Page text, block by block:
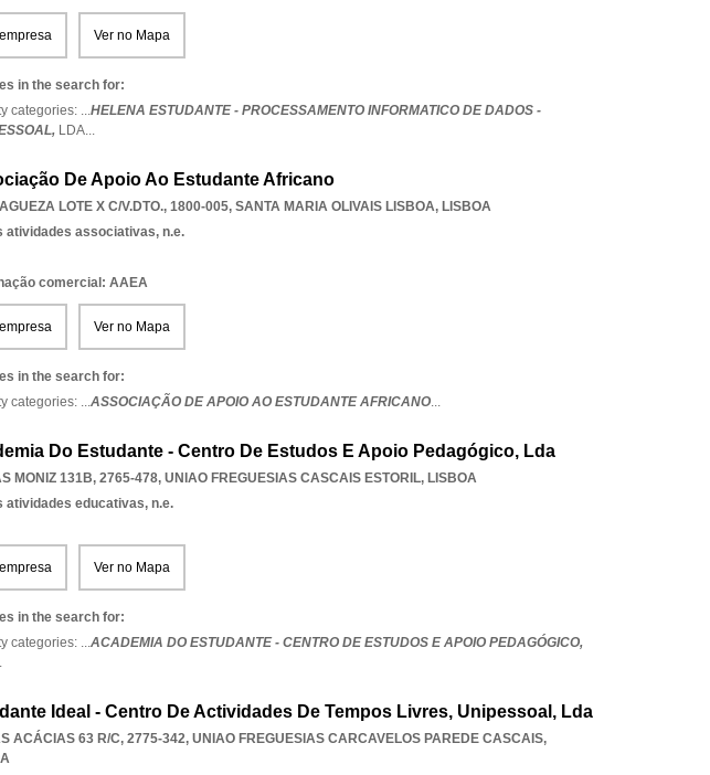
Ver no Mapa
in the search for:
categories: ...HELENA ESTUDANTE - PROCESSAMENTO INFORMATICO DE DADOS -
LDA...
De Apoio Ao Estudante Africano
LOTE X C/V.DTO., 1800-005, SANTA MARIA OLIVAIS LISBOA, LISBOA
atividades associativas, n.e.
comercial: AAEA
Ver no Mapa
in the search for:
categories: ...ASSOCIAÇÃO DE APOIO AO ESTUDANTE AFRICANO...
Do Estudante - Centro De Estudos E Apoio Pedagógico, Lda
MONIZ 131B, 2765-478, UNIAO FREGUESIAS CASCAIS ESTORIL, LISBOA
atividades educativas, n.e.
Ver no Mapa
in the search for:
categories: ...ACADEMIA DO ESTUDANTE - CENTRO DE ESTUDOS E APOIO PEDAGÓGICO,
Ideal - Centro De Actividades De Tempos Livres, Unipessoal, Lda
ACÁCIAS 63 R/C, 2775-342, UNIAO FREGUESIAS CARCAVELOS PAREDE CASCAIS,